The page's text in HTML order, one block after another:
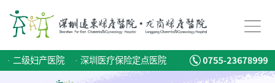
· 二级妇产医院 · 深圳医疗保险定点医院